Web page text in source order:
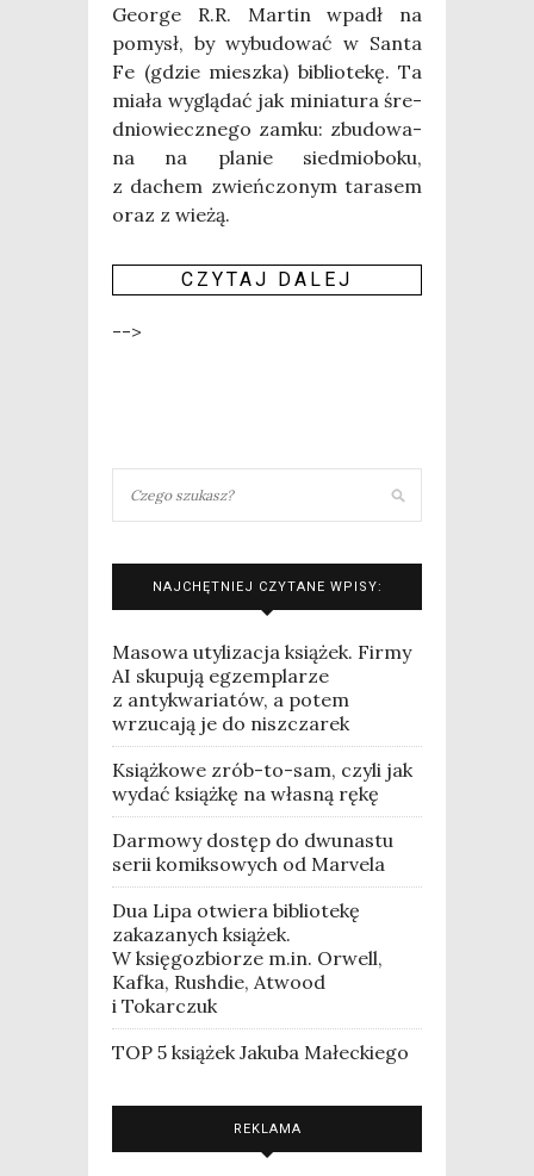
Geo­r­ge R.R. Mar­tin wpadł na
pomysł, by wybu­do­wać w San­ta
Fe (gdzie miesz­ka) biblio­te­kę. Ta
mia­ła wyglą­dać jak minia­tu­ra śre­
dnio­wiecz­ne­go zam­ku: zbu­do­wa­
na na pla­nie sied­mio­bo­ku,
z dachem zwień­czo­nym tara­sem
oraz z wie­żą.
CZY­TAJ DALEJ
-->
NAJCHĘTNIEJ CZYTANE WPISY:
Masowa utylizacja książek. Firmy
AI skupują egzemplarze
z antykwariatów, a potem
wrzucają je do niszczarek
Książkowe zrób-to-sam, czyli jak
wydać książkę na własną rękę
Darmowy dostęp do dwunastu
serii komiksowych od Marvela
Dua Lipa otwiera bibliotekę
zakazanych książek.
W księgozbiorze m.in. Orwell,
Kafka, Rushdie, Atwood
i Tokarczuk
TOP 5 książek Jakuba Małeckiego
REKLAMA